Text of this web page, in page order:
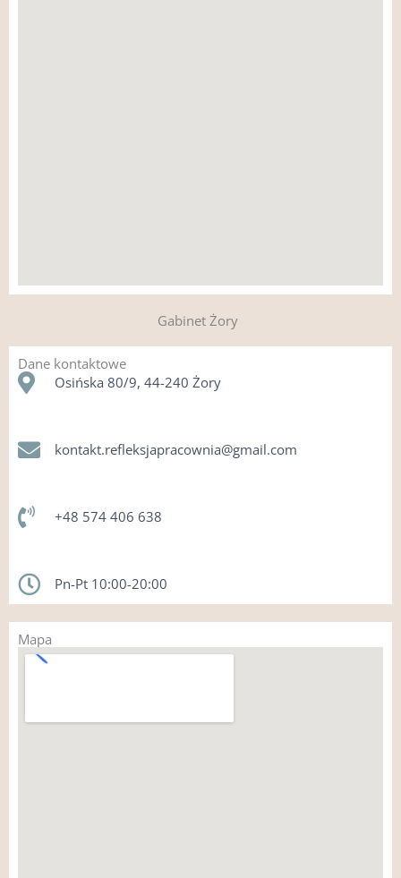
Gabinet Żory
Dane kontaktowe​
Osińska 80/9, 44-240 Żory
kontakt.refleksjapracownia@gmail.com​
+48 574 406 638
Pn-Pt 10:00-20:00
Mapa